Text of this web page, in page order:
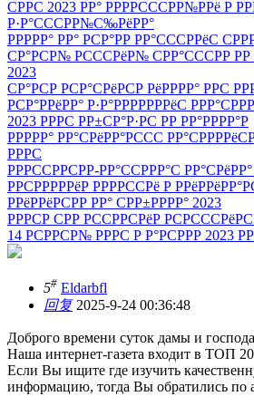
СРРС 2023 РР° РРРРСССРР№РРё Р
Р·Р°СССРР№С‰РёРР°
РРРРР° РР° РСР°РР РР°СССРРёС
СР°РСР№ РСССРёР№ СРР°СССРР РР
2023
СР°РСР РСР°СРёРСР РёРРРР° РРС
РСР°РРёРР° Р·Р°РРРРРРРёС
2023 РРРС РР±СР°Р·РС РР РР°РРРР°Р
РРРРР° РР°СРёРР°РССС
РРРС
РРРССРРСРР-РР°ССРРР°С РР°СРёРР°
РРСРРРРРёР РРРРССРё Р
РРёРРёРСРР РР° СРР±РРРР° 2023
РРРСР СРР РССРРСРёР
14 РСРРСР№ РРРС Р Р°РСРРР 2023
5# Eldarbfl
回复2025-9-24 00:36:48
Доброго времени суток дамы и господа
Наша интернет-газета входит в ТОП
Если Вы ищите где изучить
информацию, тогда Вы обратились по